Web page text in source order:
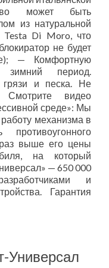
может быть
из натуральной
Testa Di Moro, что
не будет
— Комфортную
зимний период.
и песка. Не
видео
среде»: Мы
механизма в
выше его цены
на который
— 650 000
и
Гарантия
Универсал